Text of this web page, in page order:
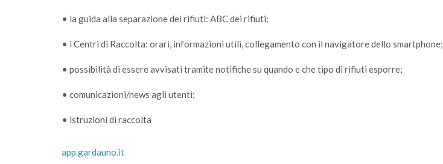
• la guida alla separazione dei rifiuti: ABC dei rifiuti;
• i Centri di Raccolta: orari, informazioni utili, collegamento con il navigatore dello smartphone;
• possibilità di essere avvisati tramite notifiche su quando e che tipo di rifiuti esporre;
• comunicazioni/news agli utenti;
• istruzioni di raccolta
app.gardauno.it